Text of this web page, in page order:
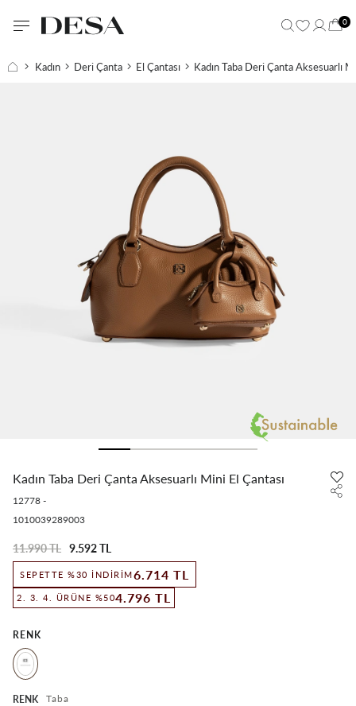
0
Kadın Deri Çanta El Çantası Kadın Taba Deri Çanta Aksesuarlı
Kadın Taba Deri Çanta Aksesuarlı Mini El Çantası
12778 -
1010039289003
11.990 TL 9.592 TL
SEPETTE %30 İNDIRIM6.714 TL
2. 3. 4. ÜRÜNE %504.796 TL
RENK
RENK Taba